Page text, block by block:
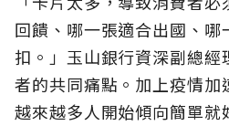
回饋、哪一張適合出國、
扣。」玉山銀行資深副總
者的共同痛點。加上疫情加
越來越多人開始傾向簡單就